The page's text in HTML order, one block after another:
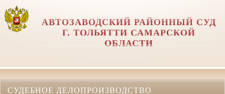
АВТОЗАВОДСКИЙ РАЙОННЫЙ СУД
Г. ТОЛЬЯТТИ САМАРСКОЙ
ОБЛАСТИ
СУДЕБНОЕ ДЕЛОПРОИЗВОДСТВО